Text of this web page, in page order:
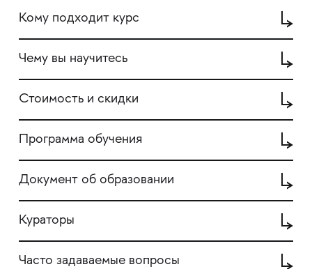
Кому подходит курс
Чему вы научитесь
Стоимость и скидки
Программа обучения
Документ об образовании
Кураторы
Часто задаваемые вопросы